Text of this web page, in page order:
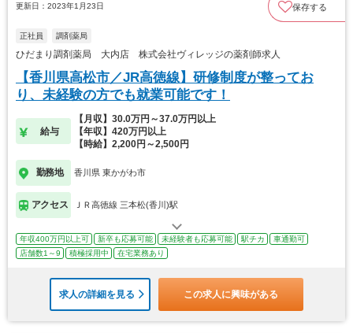
更新日：2023年1月23日 保存する
正社員 調剤薬局
ひだまり調剤薬局 大内店 株式会社ヴィレッジの薬剤師求人
【香川県高松市／JR高徳線】研修制度が整ってお
り、未経験の方でも就業可能です！
給与
【月収】30.0万円～37.0万円以上
【年収】420万円以上
【時給】2,200円～2,500円
勤務地 香川県 東かがわ市
アクセス ＪＲ高徳線 三本松(香川)駅
年収400万円以上可 新卒も応募可能 未経験者も応募可能 駅チカ
車通勤可
店舗数1～9
積極採用中 在宅業務あり
求人の詳細を見る この求人に興味がある